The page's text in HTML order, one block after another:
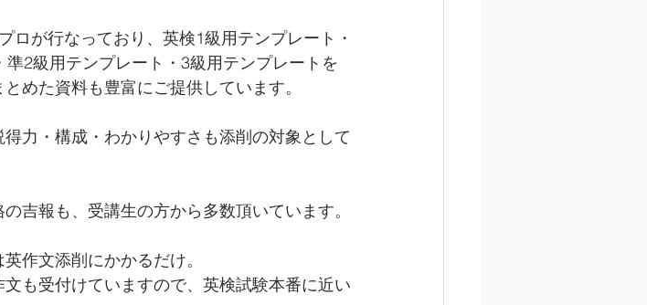
が行なっており、英検1級用テンプレート・
2級用テンプレート・3級用テンプレートを
めた資料も豊富にご提供しています。
力・構成・わかりやすさも添削の対象として
吉報も、受講生の方から多数頂いています。
作文添削にかかるだけ。
も受付けていますので、英検試験本番に近い